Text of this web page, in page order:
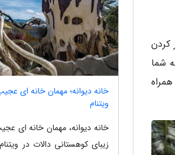
کردن
شما
خانه دیوانه؛ مهمان خانه ای
ویتنام
خانه دیوانه، مهمان خانه ای
زیبای کوهستانی دالات در